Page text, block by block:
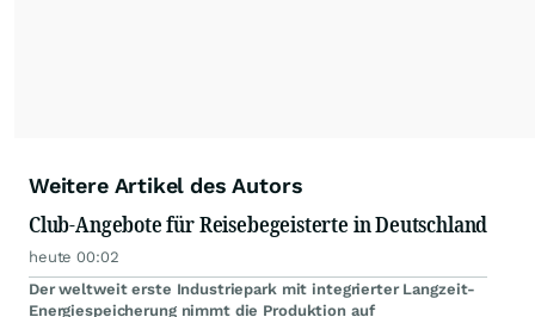
Weitere Artikel des Autors
Club-Angebote für Reisebegeisterte in Deutschland
heute 00:02
Der weltweit erste Industriepark mit integrierter Langzeit-
Energiespeicherung nimmt die Produktion auf